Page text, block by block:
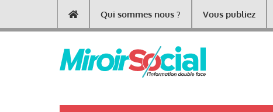
contenu
Main
navigation
Qui sommes nous ? Vous publiez